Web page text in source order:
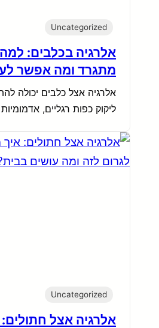
Uncategorized
אלרגיה בכלבים:
מתגרד ומה אפשר
אלרגיה אצל כלבים יכולה
ליקוק כפות רגליים,
Uncategorized
אלרגיה אצל חתולים: